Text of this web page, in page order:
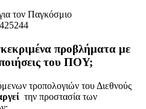
προβλήματα με
του ΠΟΥ;
τροπολογιών του Διεθνούς
την προστασία των